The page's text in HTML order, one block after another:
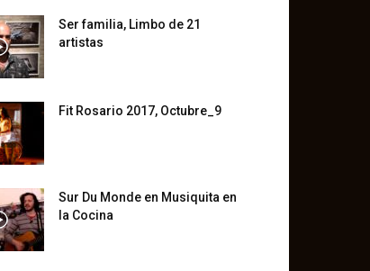
Ser familia, Limbo de 21
artistas
Fit Rosario 2017, Octubre_9
Sur Du Monde en Musiquita en
la Cocina